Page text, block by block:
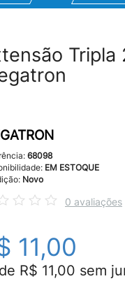
Tripla
68098
EM ESTOQUE
Novo
0 avaliações
11,00
R$ 11,00 sem